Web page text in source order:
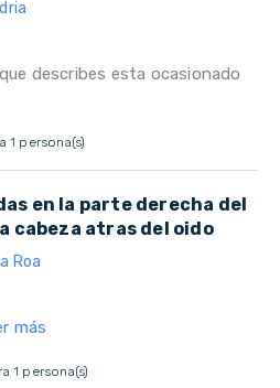
describes esta ocasionado
1 persona(s)
en la parte derecha del
cabeza atras del oido
Roa
más
1 persona(s)